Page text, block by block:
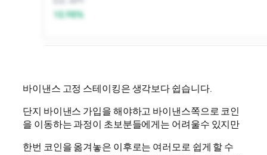
바이낸스 고정 스테이킹은 생각보다 쉽습니다.
단지 바이낸스 가입을 해야하고 바이낸스쪽으로 코인
을 이동하는 과정이 초보분들에게는 어려울수 있지만
한번 코인을 옮겨놓은 이후로는 여러모로 쉽게 할 수